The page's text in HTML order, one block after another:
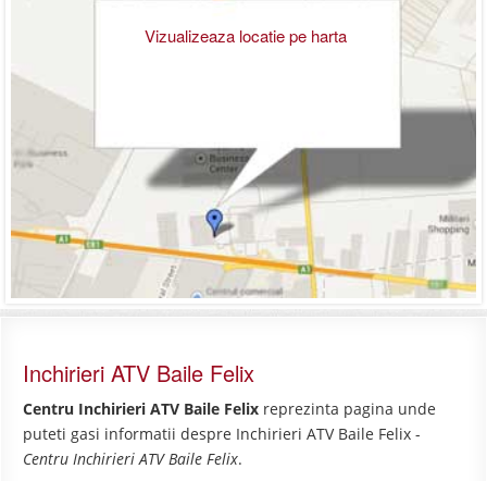
Vizualizeaza locatie pe harta
Inchirieri ATV Baile Felix
Centru Inchirieri ATV Baile Felix reprezinta pagina unde
puteti gasi informatii despre Inchirieri ATV Baile Felix -
Centru Inchirieri ATV Baile Felix.